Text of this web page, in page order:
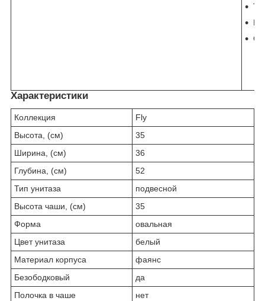
Характеристики
Коллекция
Fly
Высота, (см)
35
Ширина, (см)
36
Глубина, (см)
52
Тип унитаза
подвесной
Высота чаши, (см)
35
Форма
овальная
Цвет унитаза
белый
Материал корпуса
фаянс
Безободковый
да
Полочка в чаше
нет